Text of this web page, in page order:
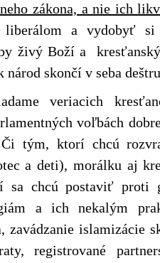
zákona, a nie ich
a vydobyť si
živý Boží a
národ skončí v seba
veriacich
voľbách
tým, ktorí chcú
a deti), morálku aj
sa chcú postaviť proti
a ich nekalým
zavádzanie islamizácie
registrované